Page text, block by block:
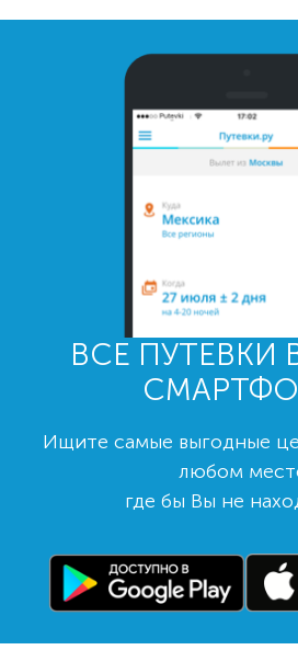
ВСЕ ПУТЕВКИ
Ищите самые выгодные
любом
где бы Вы не